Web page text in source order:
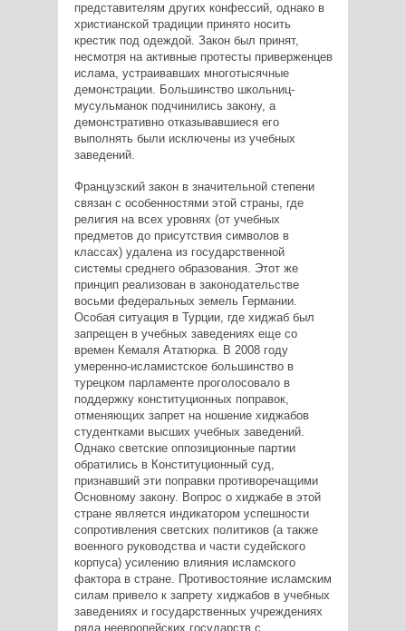
представителям других конфессий, однако в
христианской традиции принято носить
крестик под одеждой. Закон был принят,
несмотря на активные протесты приверженцев
ислама, устраивавших многотысячные
демонстрации. Большинство школьниц-
мусульманок подчинились закону, а
демонстративно отказывавшиеся его
выполнять были исключены из учебных
заведений.
Французский закон в значительной степени
связан с особенностями этой страны, где
религия на всех уровнях (от учебных
предметов до присутствия символов в
классах) удалена из государственной
системы среднего образования. Этот же
принцип реализован в законодательстве
восьми федеральных земель Германии.
Особая ситуация в Турции, где хиджаб был
запрещен в учебных заведениях еще со
времен Кемаля Ататюрка. В 2008 году
умеренно-исламистское большинство в
турецком парламенте проголосовало в
поддержку конституционных поправок,
отменяющих запрет на ношение хиджабов
студентками высших учебных заведений.
Однако светские оппозиционные партии
обратились в Конституционный суд,
признавший эти поправки противоречащими
Основному закону. Вопрос о хиджабе в этой
стране является индикатором успешности
сопротивления светских политиков (а также
военного руководства и части судейского
корпуса) усилению влияния исламского
фактора в стране. Противостояние исламским
силам привело к запрету хиджабов в учебных
заведениях и государственных учреждениях
ряда неевропейских государств с